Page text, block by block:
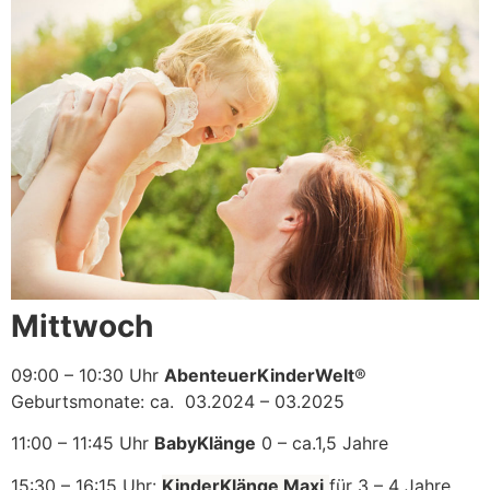
Mittwoch
09:00 – 10:30 Uhr AbenteuerKinderWelt®
Geburtsmonate: ca. 03.2024 – 03.2025
11:00 – 11:45 Uhr BabyKlänge 0 – ca.1,5 Jahre
15:30 – 16:15 Uhr: KinderKlänge Maxi für 3 – 4 Jahre